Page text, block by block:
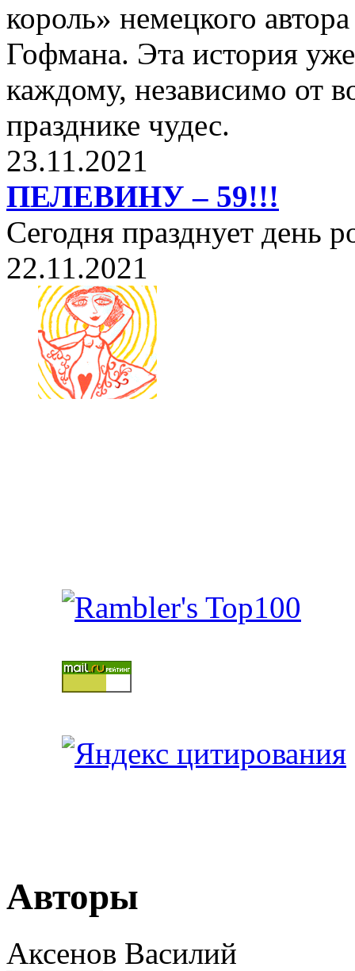
король» немецкого
Гофмана. Эта история
каждому, независимо от
празднике чудес.
23.11.2021
ПЕЛЕВИНУ – 59!!!
Сегодня празднует день
22.11.2021
Авторы
Аксенов Василий